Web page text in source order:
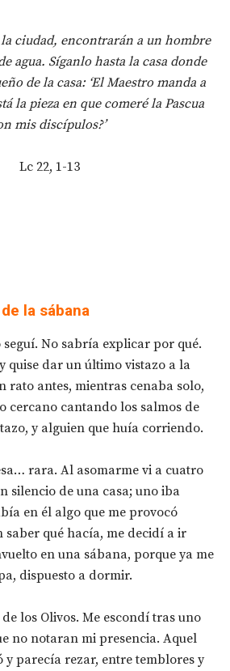
ciudad, encontrarán a un hombre
agua. Síganlo hasta la casa donde
de la casa: ‘El Maestro manda a
la pieza en que comeré la Pascua
mis discípulos?’
Lc 22, 1-13
la sábana
No sabría explicar por qué.
quise dar un último vistazo a la
rato antes, mientras cenaba solo,
cercano cantando los salmos de
y alguien que huía corriendo.
rara. Al asomarme vi a cuatro
silencio de una casa; uno iba
en él algo que me provocó
saber qué hacía, me decidí a ir
en una sábana, porque ya me
dispuesto a dormir.
los Olivos. Me escondí tras uno
no notaran mi presencia. Aquel
y parecía rezar, entre temblores y